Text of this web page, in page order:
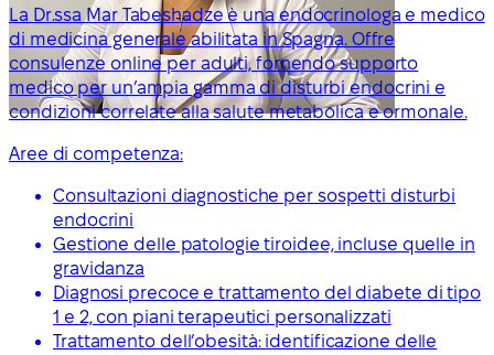
La Dr.ssa Mar Tabeshadze è una endocrinologa e medico
di medicina generale abilitata in Spagna. Offre
consulenze online per adulti, fornendo supporto
medico per un’ampia gamma di disturbi endocrini e
condizioni correlate alla salute metabolica e ormonale.
Aree di competenza:
Consultazioni diagnostiche per sospetti disturbi
endocrini
Gestione delle patologie tiroidee, incluse quelle in
gravidanza
Diagnosi precoce e trattamento del diabete di tipo
1 e 2, con piani terapeutici personalizzati
Trattamento dell’obesità: identificazione delle